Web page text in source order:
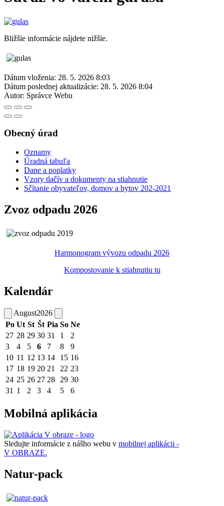
Bližšie informácie nájdete nižšie.
Dátum vloženia: 28. 5. 2026 8:03
Dátum poslednej aktualizácie: 28. 5. 2026 8:04
Autor: Správce Webu
Obecný úrad
Oznamy
Úradná tabuľa
Dane a poplatky
Vzory tlačív a dokumenty na stiahnutie
Sčítanie obyvateľov, domov a bytov 202-2021
Zvoz odpadu 2026
Harmonogram vývozu odpadu 2026
Kompostovanie k stiahnutiu tu
Kalendár
August2026
Po Ut St Št Pia So Ne
27 28 29 30 31 1
2
3
4 5 6 7 8
9
10 11 12 13 14 15 16
17 18 19 20 21 22 23
24 25 26 27 28 29 30
31 1 2 3 4 5 6
Mobilná aplikácia
Sledujte informácie z nášho webu v mobilnej aplikácii -
V OBRAZE.
Natur-pack